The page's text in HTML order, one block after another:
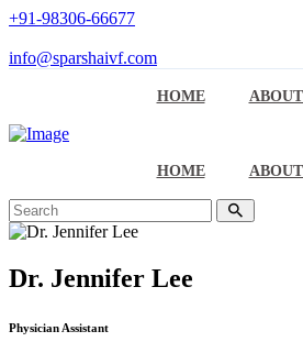
+91-98306-66677
info@sparshaivf.com
HOME
HOME
Dr. Jennifer Lee
Physician Assistant